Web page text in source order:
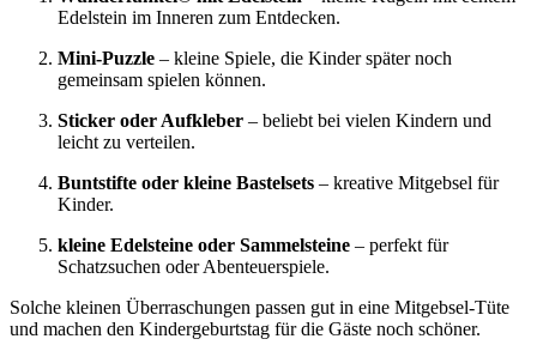
Edelstein im Inneren zum Entdecken.
Mini-Puzzle – kleine Spiele, die Kinder später noch
gemeinsam spielen können.
Sticker oder Aufkleber – beliebt bei vielen Kindern und
leicht zu verteilen.
Buntstifte oder kleine Bastelsets – kreative Mitgebsel für
Kinder.
kleine Edelsteine oder Sammelsteine – perfekt für
Schatzsuchen oder Abenteuerspiele.
Solche kleinen Überraschungen passen gut in eine Mitgebsel-Tüte
und machen den Kindergeburtstag für die Gäste noch schöner.